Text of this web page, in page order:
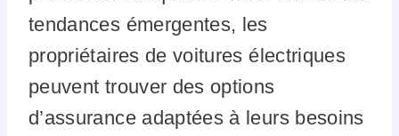
tendances émergentes, les
propriétaires de voitures électriques
peuvent trouver des options
d’assurance adaptées à leurs besoins